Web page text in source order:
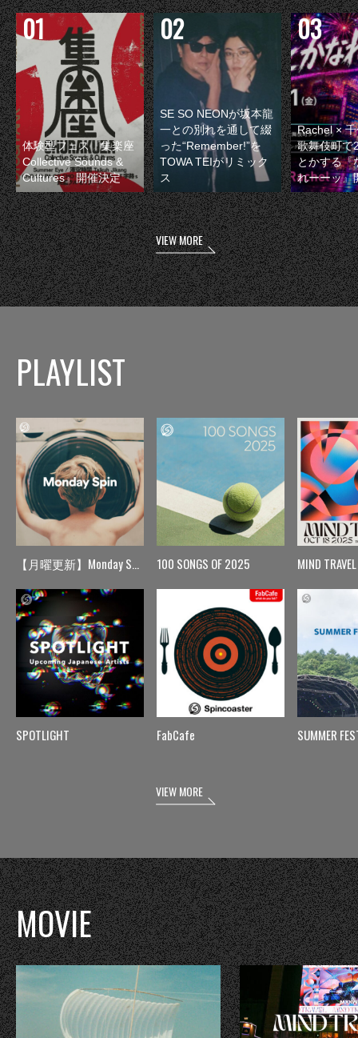
体験型フェス『集楽座
Collective Sounds &
Cultures』開催決定
SE SO NEONが坂本龍
一との別れを通して綴
った“Remember!”を
TOWA TEIがリミック
ス
Rachel ×
歌舞伎町で
とかする『
れーーッ』
VIEW MORE
PLAYLIST
【月曜更新】Monday Spin
SPOTLIGHT
100 SONGS OF 2025
FabCafe
MIND TRAVEL
SUMMER
VIEW MORE
MOVIE